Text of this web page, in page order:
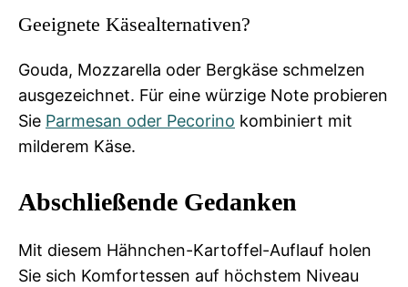
Geeignete Käsealternativen?
Gouda, Mozzarella oder Bergkäse schmelzen
ausgezeichnet. Für eine würzige Note probieren
Sie Parmesan oder Pecorino kombiniert mit
milderem Käse.
Abschließende Gedanken
Mit diesem Hähnchen-Kartoffel-Auflauf holen
Sie sich Komfortessen auf höchstem Niveau